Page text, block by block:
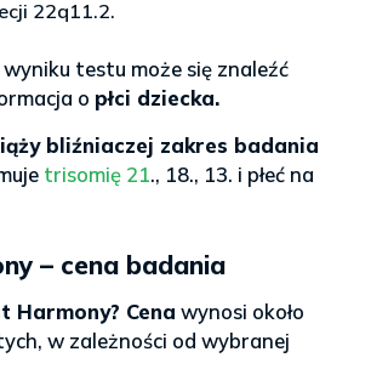
22q11.2.
testu może się znaleźć
o płci dziecka.
bliźniaczej zakres badania
trisomię 21., 18., 13. i płeć na
– cena badania
Harmony? Cena wynosi około
w zależności od wybranej